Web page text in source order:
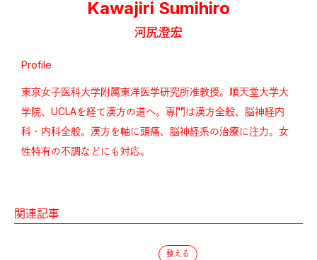
Kawajiri Sumihiro
河尻澄宏
Profile
東京女子医科大学附属東洋医学研究所准教授。順天堂大学大
学院、UCLAを経て漢方の道へ。専門は漢方全般、脳神経内
科・内科全般。漢方を軸に頭痛、脳神経系の治療に注力。女
性特有の不調などにも対応。
関連記事
整える